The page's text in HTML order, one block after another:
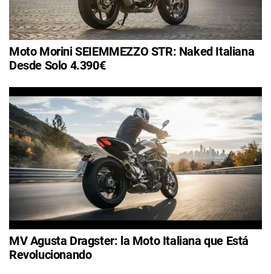
Moto Morini SEIEMMEZZO STR: Naked Italiana
Desde Solo 4.390€
MV Agusta Dragster: la Moto Italiana que Está
Revolucionando